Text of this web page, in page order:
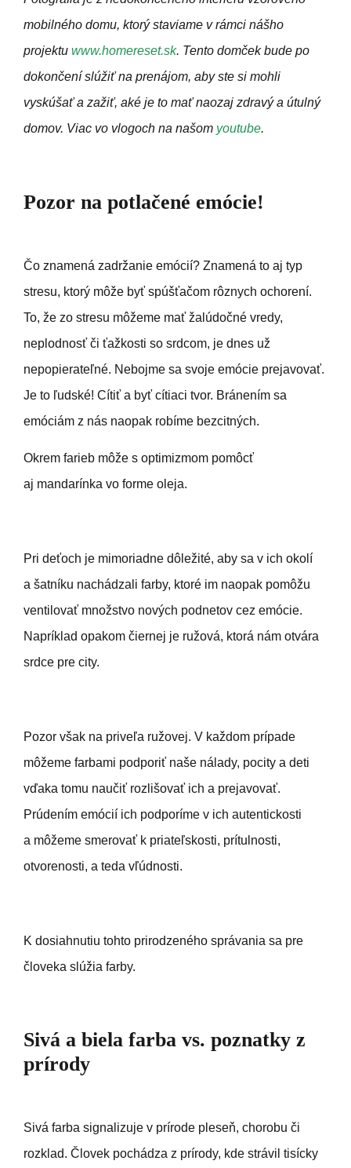
mobilného domu, ktorý staviame v rámci nášho
projektu www.homereset.sk. Tento domček bude po
dokončení slúžiť na prenájom, aby ste si mohli
vyskúšať a zažiť, aké je to mať naozaj zdravý a útulný
domov. Viac vo vlogoch na našom youtube.
Pozor na potlačené emócie!
Čo znamená zadržanie emócií? Znamená to aj typ
stresu, ktorý môže byť spúšťačom rôznych ochorení.
To, že zo stresu môžeme mať žalúdočné vredy,
neplodnosť či ťažkosti so srdcom, je dnes už
nepopierateľné. Nebojme sa svoje emócie prejavovať.
Je to ľudské! Cítiť a byť cítiaci tvor. Bránením sa
emóciám z nás naopak robíme bezcitných.
Okrem farieb môže s optimizmom pomôcť
aj mandarínka vo forme oleja.
Pri deťoch je mimoriadne dôležité, aby sa v ich okolí
a šatníku nachádzali farby, ktoré im naopak pomôžu
ventilovať množstvo nových podnetov cez emócie.
Napríklad opakom čiernej je ružová, ktorá nám otvára
srdce pre city.
Pozor však na priveľa ružovej. V každom prípade
môžeme farbami podporiť naše nálady, pocity a deti
vďaka tomu naučiť rozlišovať ich a prejavovať.
Prúdením emócií ich podporíme v ich autentickosti
a môžeme smerovať k priateľskosti, prítulnosti,
otvorenosti, a teda vľúdnosti.
K dosiahnutiu tohto prirodzeného správania sa pre
človeka slúžia farby.
Sivá a biela farba vs. poznatky z
prírody
Sivá farba signalizuje v prírode pleseň, chorobu či
rozklad. Človek pochádza z prírody, kde strávil tisícky